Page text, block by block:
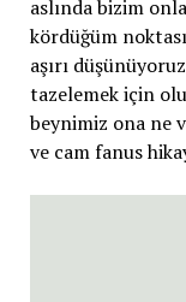
aslında bizim
kördüğüm
aşırı
tazelemek için
beynimiz ona ne
ve cam fanus